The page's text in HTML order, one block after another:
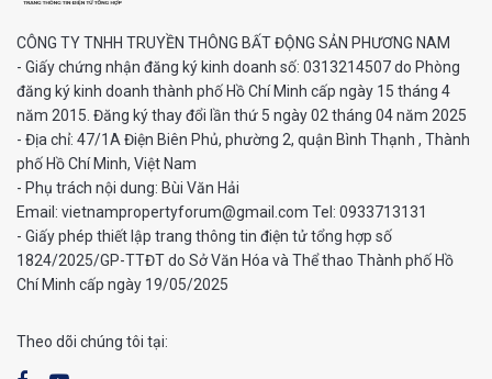
CÔNG TY TNHH TRUYỀN THÔNG BẤT ĐỘNG SẢN PHƯƠNG NAM
- Giấy chứng nhận đăng ký kinh doanh số: 0313214507 do Phòng
đăng ký kinh doanh thành phố Hồ Chí Minh cấp ngày 15 tháng 4
năm 2015. Đăng ký thay đổi lần thứ 5 ngày 02 tháng 04 năm 2025
- Địa chỉ: 47/1A Điện Biên Phủ, phường 2, quận Bình Thạnh , Thành
phố Hồ Chí Minh, Việt Nam
- Phụ trách nội dung: Bùi Văn Hải
Email: vietnampropertyforum@gmail.com Tel: ‭0933713131
- Giấy phép thiết lập trang thông tin điện tử tổng hợp số
1824/2025/GP-TTĐT do Sở Văn Hóa và Thể thao Thành phố Hồ
Chí Minh cấp ngày 19/05/2025
Theo dõi chúng tôi tại: